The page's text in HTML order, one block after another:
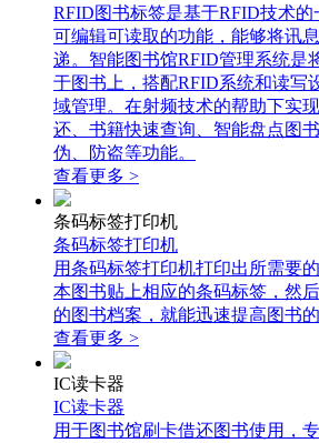
RFID图书标签是基于RFID技术
可编辑可读取的功能，能够将讯
递。智能图书馆RFID管理系统是
于图书上，搭配RFID系统和读写
域管理。在射频技术的帮助下实
还、书籍快速查询、智能盘点图
伪、防盗等功能。
查看更多 >
条码标签打印机
条码标签打印机
用条码标签打印机打印出所需要
本图书贴上相应的条码标签，然
的图书档案，就能迅速提高图书的
查看更多 >
IC读卡器
IC读卡器
用于图书馆刷卡借还图书使用，